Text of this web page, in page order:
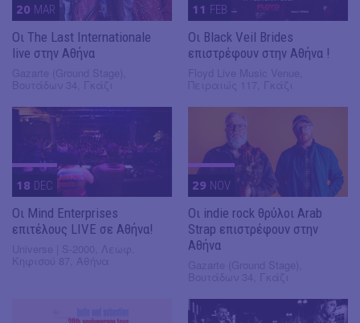
20 MAR
Οι The Last Internationale
live στην Αθήνα
11 FEB
Οι Black Veil Brides
επιστρέφουν στην Αθήνα !
18 DEC
Οι Mind Enterprises
επιτέλους LIVE σε Αθήνα!
29 NOV
Οι indie rock θρύλοι Arab
Strap επιστρέφουν στην
Αθήνα